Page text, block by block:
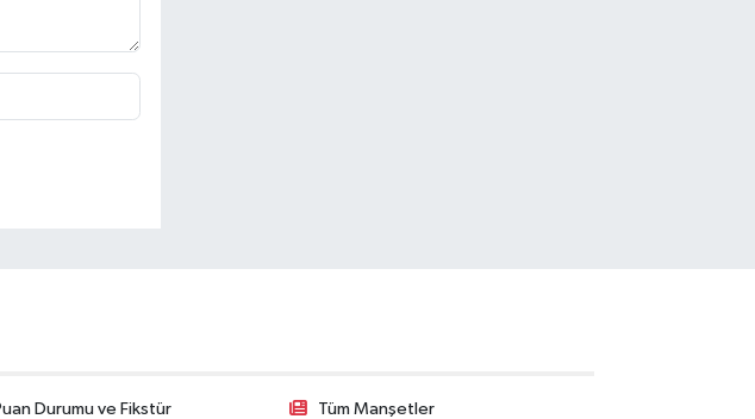
Durumu ve Fikstür Tüm Manşetler